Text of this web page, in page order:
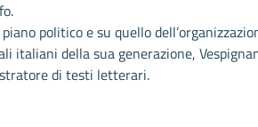
politico e su quello
italiani della sua generazione,
di testi letterari.